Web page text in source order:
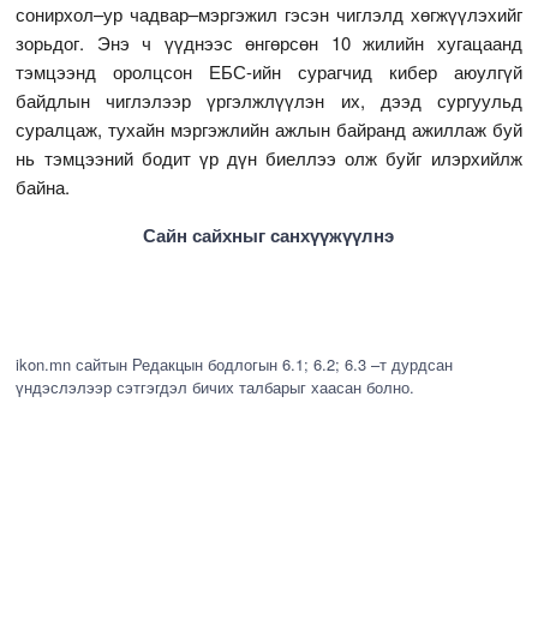
сонирхол–ур чадвар–мэргэжил гэсэн чиглэлд хөгжүүлэхийг
зорьдог. Энэ ч үүднээс өнгөрсөн 10 жилийн хугацаанд
тэмцээнд оролцсон ЕБС-ийн сурагчид кибер аюулгүй
байдлын чиглэлээр үргэлжлүүлэн их, дээд сургуульд
суралцаж, тухайн мэргэжлийн ажлын байранд ажиллаж буй
нь тэмцээний бодит үр дүн биеллээ олж буйг илэрхийлж
байна.
Сайн сайхныг санхүүжүүлнэ
ikon.mn сайтын Редакцын бодлогын 6.1; 6.2; 6.3 –т дурдсан
үндэслэлээр сэтгэгдэл бичих талбарыг хаасан болно.